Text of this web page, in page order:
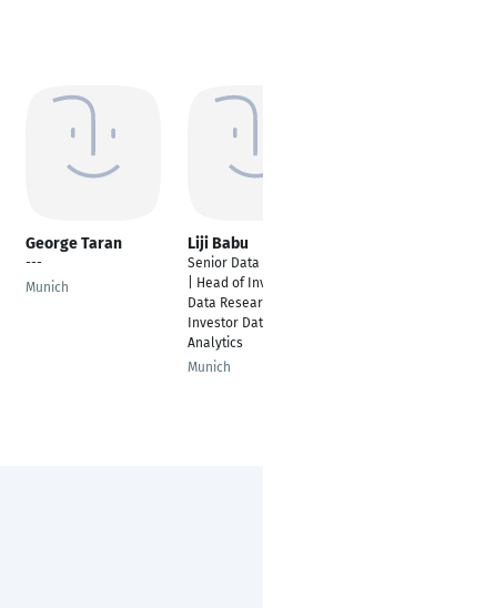
George Taran
---
Munich
Liji Babu
Senior Data Scientist
| Head of Investor
Data Research |
Investor Data
Analytics
Munich